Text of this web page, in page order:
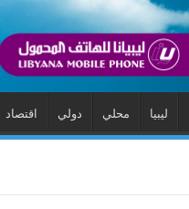
ليبيا محلي دولي اقتصاد